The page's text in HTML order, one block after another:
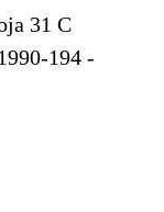
31 C
194 -